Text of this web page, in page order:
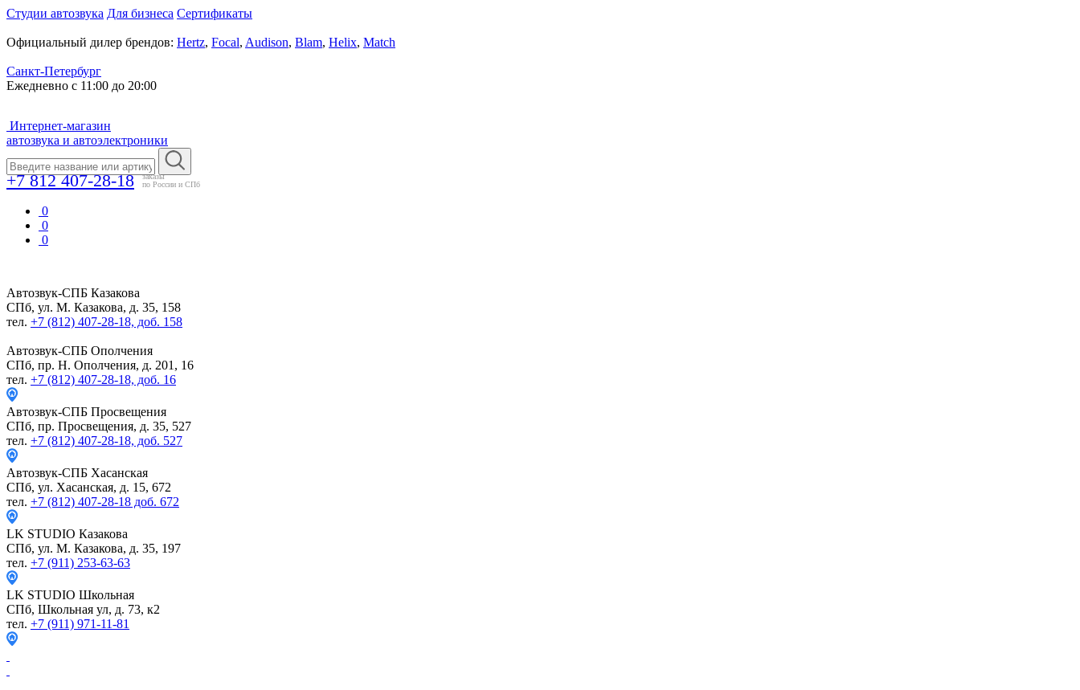
Студии автозвука Для бизнеса Сертификаты
Официальный дилер брендов: Hertz, Focal, Audison, Blam, Helix, Match
Санкт-Петербург
Ежедневно с 11:00 до 20:00
Интернет-магазин
автозвука и автоэлектроники
+7 812 407-28-18
заказы
по России и СПб
0
0
0
Автозвук-СПБ Казакова
СПб, ул. М. Казакова, д. 35, 158
тел. +7 (812) 407-28-18, доб. 158
Автозвук-СПБ Ополчения
СПб, пр. Н. Ополчения, д. 201, 16
тел. +7 (812) 407-28-18, доб. 16
Автозвук-СПБ Просвещения
СПб, пр. Просвещения, д. 35, 527
тел. +7 (812) 407-28-18, доб. 527
Автозвук-СПБ Хасанская
СПб, ул. Хасанская, д. 15, 672
тел. +7 (812) 407-28-18 доб. 672
LK STUDIO Казакова
СПб, ул. М. Казакова, д. 35, 197
тел. +7 (911) 253-63-63
LK STUDIO Школьная
СПб, Школьная ул, д. 73, к2
тел. +7 (911) 971-11-81